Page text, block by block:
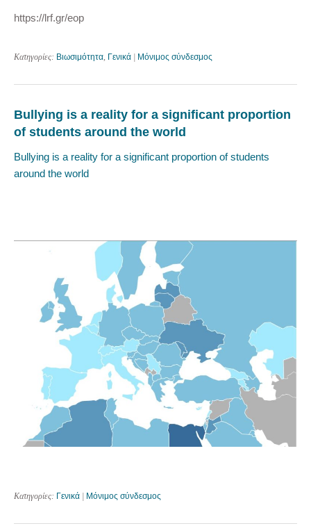
https://lrf.gr/eop
Κατηγορίες: Βιωσιμότητα Γενικά | Μόνιμος σύνδεσμος
Bullying is a reality for a significant proportion
of students around the world
Bullying is a reality for a significant proportion of students
around the world
Κατηγορίες: Γενικά Μόνιμος σύνδεσμος